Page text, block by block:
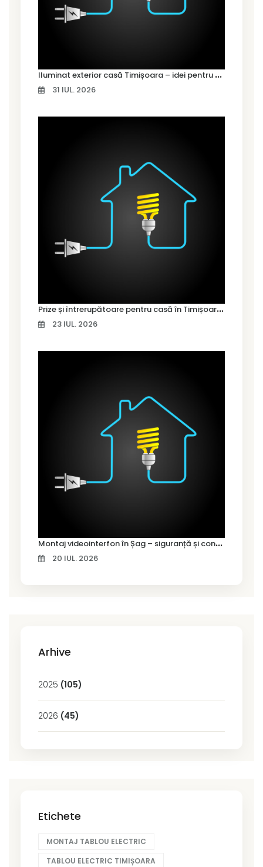
I
luminat exterior casă Timișoara – idei pentru siguranță și confort
31 IUL. 2026
P
rize și întrerupătoare pentru casă în Timișoara – cum alegi variantele potrivite
23 IUL. 2026
M
ontaj videointerfon în Șag – siguranță și control pentru locuința ta
20 IUL. 2026
Arhive
2025 (105)
2026 (45)
Etichete
MONTAJ TABLOU ELECTRIC
TABLOU ELECTRIC TIMIȘOARA